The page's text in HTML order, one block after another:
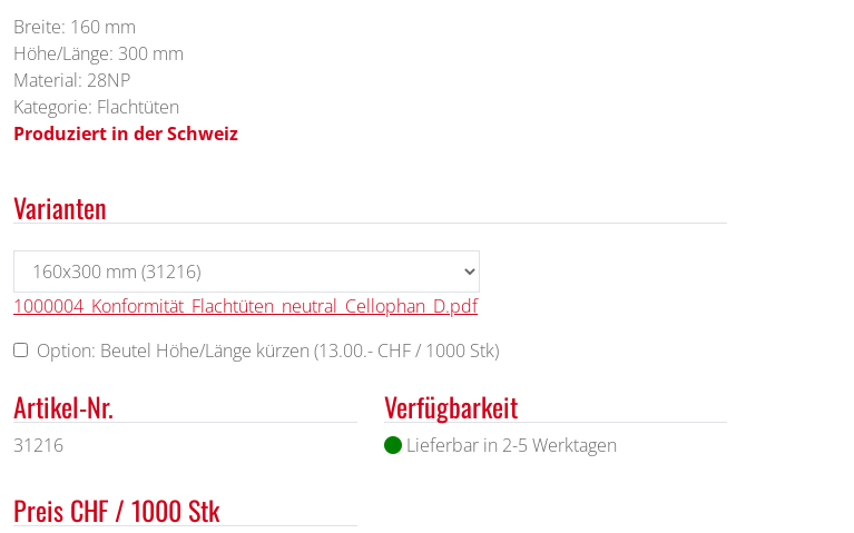
Breite: 160 mm
Höhe/Länge: 300 mm
Material: 28NP
Kategorie: Flachtüten
Produziert in der Schweiz
Varianten
1000004_Konformität_Flachtüten_neutral_Cellophan_D.pdf
Option: Beutel Höhe/Länge kürzen (13.00.- CHF / 1000 Stk)
Artikel-Nr.
31216
Verfügbarkeit
Lieferbar in 2-5 Werktagen
Preis CHF / 1000 Stk